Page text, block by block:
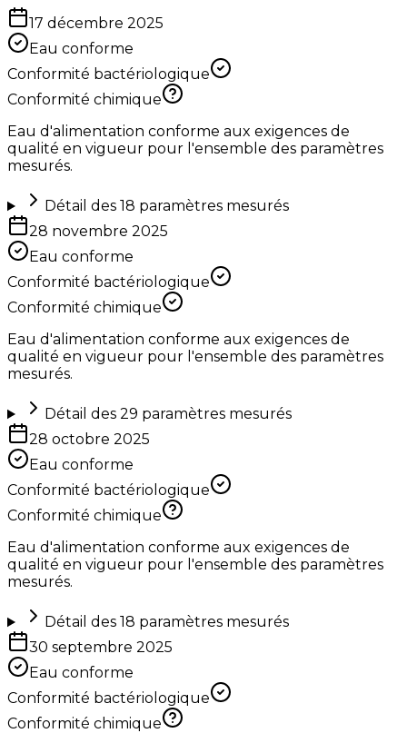
17 décembre 2025
Eau conforme
Conformité bactériologique
Conformité chimique
Eau d'alimentation conforme aux exigences de
qualité en vigueur pour l'ensemble des paramètres
mesurés.
Détail des 18 paramètres mesurés
28 novembre 2025
Eau conforme
Conformité bactériologique
Conformité chimique
Eau d'alimentation conforme aux exigences de
qualité en vigueur pour l'ensemble des paramètres
mesurés.
Détail des 29 paramètres mesurés
28 octobre 2025
Eau conforme
Conformité bactériologique
Conformité chimique
Eau d'alimentation conforme aux exigences de
qualité en vigueur pour l'ensemble des paramètres
mesurés.
Détail des 18 paramètres mesurés
30 septembre 2025
Eau conforme
Conformité bactériologique
Conformité chimique